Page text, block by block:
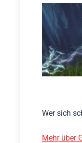
Wer sich
Mehr über